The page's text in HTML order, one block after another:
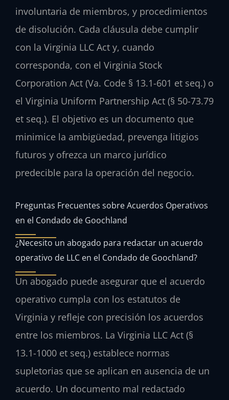
involuntaria de miembros, y procedimientos
de disolución. Cada cláusula debe cumplir
con la Virginia LLC Act y, cuando
corresponda, con el Virginia Stock
Corporation Act (Va. Code § 13.1-601 et seq.) o
el Virginia Uniform Partnership Act (§ 50-73.79
et seq.). El objetivo es un documento que
minimice la ambigüedad, prevenga litigios
futuros y ofrezca un marco jurídico
predecible para la operación del negocio.
Preguntas Frecuentes sobre Acuerdos Operativos
en el Condado de Goochland
¿Necesito un abogado para redactar un acuerdo
operativo de LLC en el Condado de Goochland?
Un abogado puede asegurar que el acuerdo
operativo cumpla con los estatutos de
Virginia y refleje con precisión los acuerdos
entre los miembros. La Virginia LLC Act (§
13.1-1000 et seq.) establece normas
supletorias que se aplican en ausencia de un
acuerdo. Un documento mal redactado